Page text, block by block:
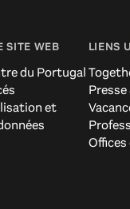
SITE WEB
du Portugal
et
LIENS
Presse
Offices